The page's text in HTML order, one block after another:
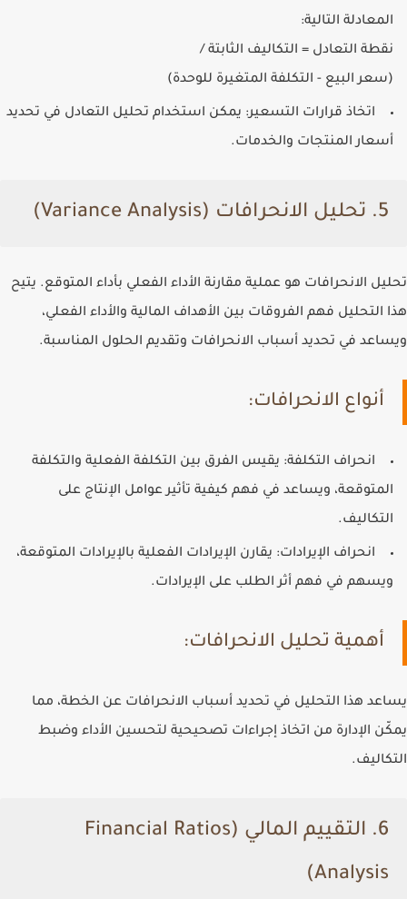
المعادلة التالية:
نقطة التعادل = التكاليف الثابتة /
(سعر البيع - التكلفة المتغيرة للوحدة)
اتخاذ قرارات التسعير: يمكن استخدام تحليل التعادل في تحديد
أسعار المنتجات والخدمات.
5. تحليل الانحرافات (Variance Analysis)
تحليل الانحرافات هو عملية مقارنة الأداء الفعلي بأداء المتوقع. يتيح
هذا التحليل فهم الفروقات بين الأهداف المالية والأداء الفعلي،
ويساعد في تحديد أسباب الانحرافات وتقديم الحلول المناسبة.
أنواع الانحرافات:
انحراف التكلفة: يقيس الفرق بين التكلفة الفعلية والتكلفة
المتوقعة، ويساعد في فهم كيفية تأثير عوامل الإنتاج على
التكاليف.
انحراف الإيرادات: يقارن الإيرادات الفعلية بالإيرادات المتوقعة،
ويسهم في فهم أثر الطلب على الإيرادات.
أهمية تحليل الانحرافات:
يساعد هذا التحليل في تحديد أسباب الانحرافات عن الخطة، مما
يمكّن الإدارة من اتخاذ إجراءات تصحيحية لتحسين الأداء وضبط
التكاليف.
6. التقييم المالي (Financial Ratios
Analysis)